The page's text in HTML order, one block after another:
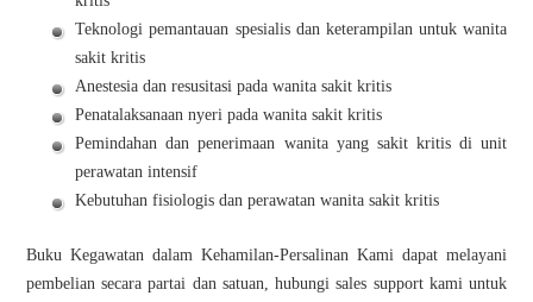
Teknologi pemantauan spesialis dan keterampilan untuk wanita
sakit kritis
Anestesia dan resusitasi pada wanita sakit kritis
Penatalaksanaan nyeri pada wanita sakit kritis
Pemindahan dan penerimaan wanita yang sakit kritis di unit
perawatan intensif
Kebutuhan fisiologis dan perawatan wanita sakit kritis
Buku Kegawatan dalam Kehamilan-Persalinan Kami dapat melayani
pembelian secara partai dan satuan, hubungi sales support kami untuk